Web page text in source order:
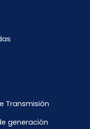
Transmisión
generación